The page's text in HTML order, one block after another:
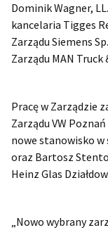
Dominik Wagner,
kancelaria Tigges
Zarządu Siemens
Zarządu MAN Truck
Pracę w Zarządzie
Zarządu VW
nowe stanowisko w
oraz Bartosz
Heinz Glas
„Nowo wybrany